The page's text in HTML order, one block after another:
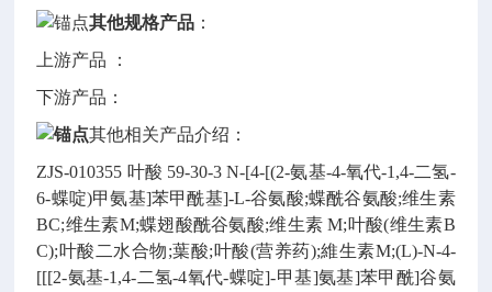
其他规格产品 ：
上游产品 ：
下游产品：
其他相关产品介绍：
ZJS-010355 叶酸 59-30-3 N-[4-[(2-氨基-4-氧代-1,4-二氢-
6-蝶啶)甲氨基]苯甲酰基]-L-谷氨酸;蝶酰谷氨酸;维生素
BC;维生素M;蝶翅酸酰谷氨酸;维生素 M;叶酸(维生素B
C);叶酸二水合物;葉酸;叶酸(营养药);維生素M;(L)-N-4-
[[[2-氨基-1,4-二氢-4氧代-蝶啶]-甲基]氨基]苯甲酰]谷氨